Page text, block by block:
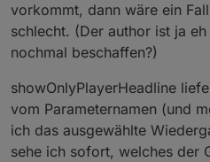
vorkommt, dann wäre ein
schlecht. (Der author ist ja
nochmal beschaffen?)
showOnlyPlayerHeadline
vom Parameternamen (und
ich das ausgewählte
sehe ich sofort, welches der